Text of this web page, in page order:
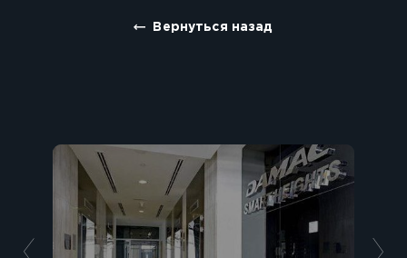
Вернуться назад